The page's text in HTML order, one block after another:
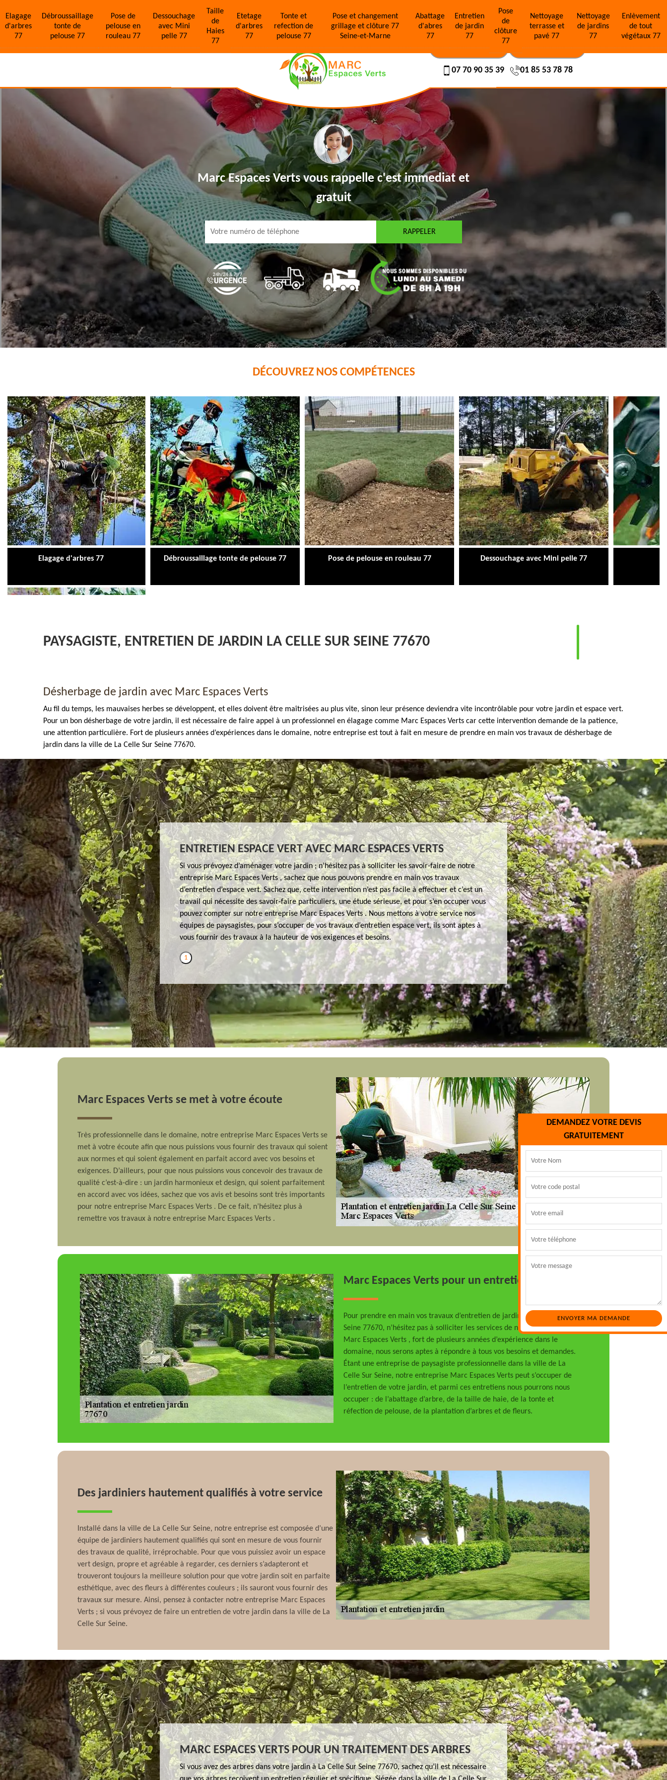
Elagage
d'arbres
77
Débroussaillage
tonte de
pelouse 77
Pose de
pelouse en
rouleau 77
Dessouchage
avec Mini
pelle 77
Taille
de
Haies
77
Etetage
d'arbres
77
Tonte et
refection de
pelouse 77
Pose et changement
grillage et clôture 77
Seine-et-Marne
Abattage
d'abres
77
Entretien
de jardin
77
Pose
de
clôture
77
Nettoyage
terrasse et
pavé 77
Nettoyage
de jardins
77
Enlèvement
de tout
végétaux 77
NOS RÉALISATIONS NOUS CONTACTER
07 70 90 35 39 01 85 53 78 78
Marc Espaces Verts vous rappelle c'est immediat et
gratuit
DÉCOUVREZ NOS COMPÉTENCES
Débroussaillage tonte de pelouse 77 Pose de pelouse en rouleau 77 Dessouchage avec Mini pelle 77 Taille de Haies 77
DEMANDEZ VOTRE DEVIS
GRATUITEMENT
PAYSAGISTE, ENTRETIEN DE JARDIN LA CELLE SUR SEINE 77670
Désherbage de jardin avec Marc Espaces Verts
Au fil du temps, les mauvaises herbes se développent, et elles doivent être maîtrisées au plus vite, sinon leur présence deviendra vite incontrôlable pour votre jardin et espace vert.
Pour un bon désherbage de votre jardin, il est nécessaire de faire appel à un professionnel en élagage comme Marc Espaces Verts car cette intervention demande de la patience,
une attention particulière. Fort de plusieurs années d’expériences dans le domaine, notre entreprise est tout à fait en mesure de prendre en main vos travaux de désherbage de
jardin dans la ville de La Celle Sur Seine 77670.
ENTRETIEN ESPACE VERT AVEC MARC ESPACES VERTS
Si vous prévoyez d’aménager votre jardin ; n’hésitez pas à solliciter les savoir-faire de notre
entreprise Marc Espaces Verts , sachez que nous pouvons prendre en main vos travaux
d’entretien d’espace vert. Sachez que, cette intervention n’est pas facile à effectuer et c’est un
travail qui nécessite des savoir-faire particuliers, une étude sérieuse, et pour s’en occuper vous
pouvez compter sur notre entreprise Marc Espaces Verts . Nous mettons à votre service nos
équipes de paysagistes, pour s’occuper de vos travaux d’entretien espace vert, ils sont aptes à
vous fournir des travaux à la hauteur de vos exigences et besoins.
1
Marc Espaces Verts se met à votre écoute
Très professionnelle dans le domaine, notre entreprise Marc Espaces Verts se
met à votre écoute afin que nous puissions vous fournir des travaux qui soient
aux normes et qui soient également en parfait accord avec vos besoins et
exigences. D’ailleurs, pour que nous puissions vous concevoir des travaux de
qualité c’est-à-dire : un jardin harmonieux et design, qui soient parfaitement
en accord avec vos idées, sachez que vos avis et besoins sont très importants
pour notre entreprise Marc Espaces Verts . De ce fait, n’hésitez plus à
remettre vos travaux à notre entreprise Marc Espaces Verts .
Marc Espaces Verts pour un entretien de jardin
Pour prendre en main vos travaux d’entretien de jardin à La Celle Sur
Seine 77670, n’hésitez pas à solliciter les services de notre entreprise
Marc Espaces Verts , fort de plusieurs années d’expérience dans le
domaine, nous serons aptes à répondre à tous vos besoins et demandes.
Étant une entreprise de paysagiste professionnelle dans la ville de La
Celle Sur Seine, notre entreprise Marc Espaces Verts peut s’occuper de
l’entretien de votre jardin, et parmi ces entretiens nous pourrons nous
occuper : de l’abattage d’arbre, de la taille de haie, de la tonte et
réfection de pelouse, de la plantation d’arbres et de fleurs.
Des jardiniers hautement qualifiés à votre service
Installé dans la ville de La Celle Sur Seine, notre entreprise est composée d’une
équipe de jardiniers hautement qualifiés qui sont en mesure de vous fournir
des travaux de qualité, irréprochable. Pour que vous puissiez avoir un espace
vert design, propre et agréable à regarder, ces derniers s’adapteront et
trouveront toujours la meilleure solution pour que votre jardin soit en parfaite
esthétique, avec des fleurs à différentes couleurs ; ils sauront vous fournir des
travaux sur mesure. Ainsi, pensez à contacter notre entreprise Marc Espaces
Verts ; si vous prévoyez de faire un entretien de votre jardin dans la ville de La
Celle Sur Seine.
MARC ESPACES VERTS POUR UN TRAITEMENT DES ARBRES
Si vous avez des arbres dans votre jardin à La Celle Sur Seine 77670, sachez qu’il est nécessaire